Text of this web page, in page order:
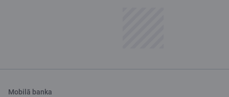
Mobilā banka